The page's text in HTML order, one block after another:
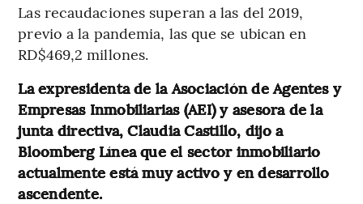
Las recaudaciones superan a las del 2019,
previo a la pandemia, las que se ubican en
RD$469,2 millones.
La expresidenta de la Asociación de Agentes y
Empresas Inmobiliarias (AEI) y asesora de la
junta directiva, Claudia Castillo, dijo a
Bloomberg Línea que el sector inmobiliario
actualmente está muy activo y en desarrollo
ascendente.